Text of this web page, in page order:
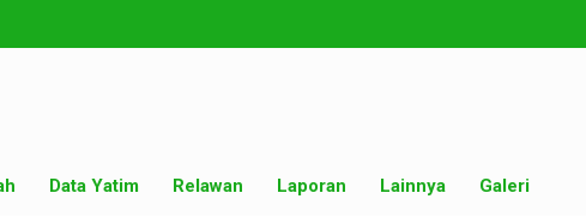
Data Yatim Relawan Laporan Lainnya Galeri